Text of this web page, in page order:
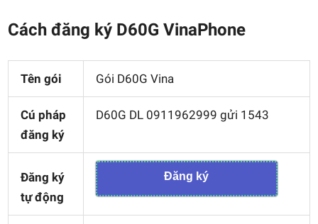
Cách đăng ký D60G VinaPhone
Tên gói Gói D60G Vina
Cú pháp
đăng ký
D60G DL 0911962999 gửi 1543
Đăng ký
tự động
Đăng ký